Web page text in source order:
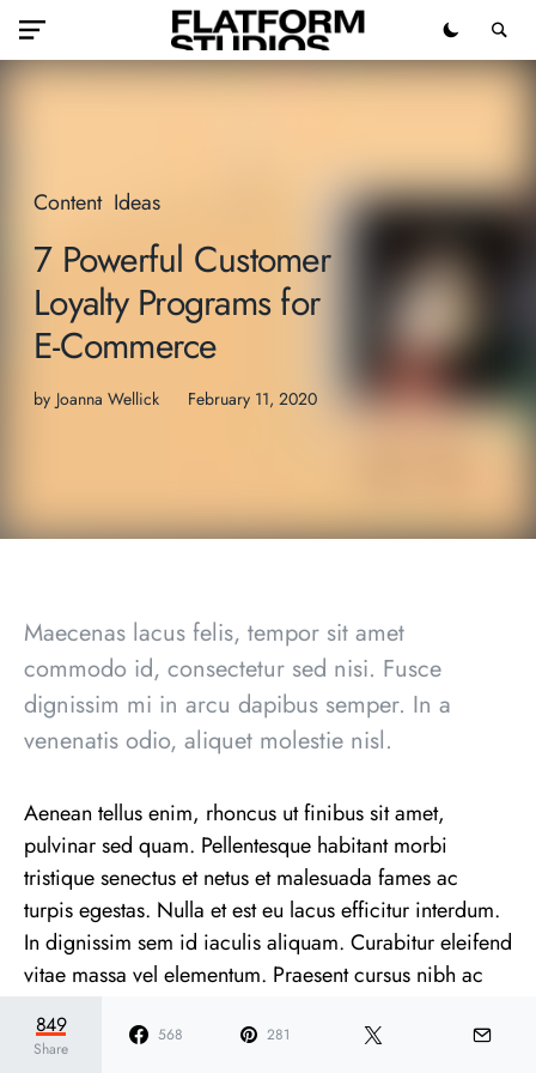
Content Ideas
7 Powerful Customer
Loyalty Programs for
E-Commerce
by Joanna Wellick February 11, 2020
Maecenas lacus felis, tempor sit amet
commodo id, consectetur sed nisi. Fusce
dignissim mi in arcu dapibus semper. In a
venenatis odio, aliquet molestie nisl.
Aenean tellus enim, rhoncus ut finibus sit amet,
pulvinar sed quam. Pellentesque habitant morbi
tristique senectus et netus et malesuada fames ac
turpis egestas. Nulla et est eu lacus efficitur interdum.
In dignissim sem id iaculis aliquam. Curabitur eleifend
vitae massa vel elementum. Praesent cursus nibh ac
auctor sem.
849
Share
568 281